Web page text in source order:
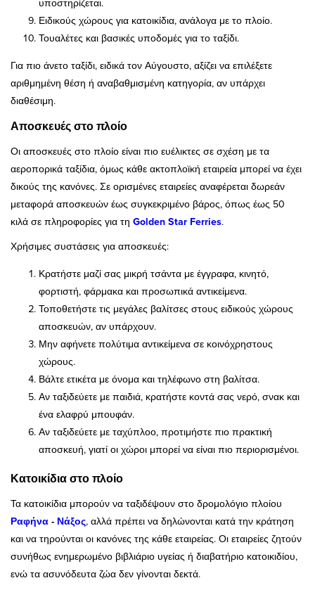
Ειδικούς χώρους για κατοικίδια, ανάλογα με το πλοίο.
Τουαλέτες και βασικές υποδομές για το ταξίδι.
Για πιο άνετο ταξίδι, ειδικά τον Αύγουστο, αξίζει να επιλέξετε
αριθμημένη θέση ή αναβαθμισμένη κατηγορία, αν υπάρχει
διαθέσιμη.
Αποσκευές στο πλοίο
Οι αποσκευές στο πλοίο είναι πιο ευέλικτες σε σχέση με τα
αεροπορικά ταξίδια, όμως κάθε ακτοπλοϊκή εταιρεία μπορεί να έχει
δικούς της κανόνες. Σε ορισμένες εταιρείες αναφέρεται δωρεάν
μεταφορά αποσκευών έως συγκεκριμένο βάρος, όπως έως 50
κιλά σε πληροφορίες για τη Golden Star Ferries.
Χρήσιμες συστάσεις για αποσκευές:
Κρατήστε μαζί σας μικρή τσάντα με έγγραφα, κινητό,
φορτιστή, φάρμακα και προσωπικά αντικείμενα.
Τοποθετήστε τις μεγάλες βαλίτσες στους ειδικούς χώρους
αποσκευών, αν υπάρχουν.
Μην αφήνετε πολύτιμα αντικείμενα σε κοινόχρηστους
χώρους.
Βάλτε ετικέτα με όνομα και τηλέφωνο στη βαλίτσα.
Αν ταξιδεύετε με παιδιά, κρατήστε κοντά σας νερό, σνακ και
ένα ελαφρύ μπουφάν.
Αν ταξιδεύετε με ταχύπλοο, προτιμήστε πιο πρακτική
αποσκευή, γιατί οι χώροι μπορεί να είναι πιο περιορισμένοι.
Κατοικίδια στο πλοίο
Τα κατοικίδια μπορούν να ταξιδέψουν στο δρομολόγιο πλοίου
Ραφήνα - Νάξος, αλλά πρέπει να δηλώνονται κατά την κράτηση
και να τηρούνται οι κανόνες της κάθε εταιρείας. Οι εταιρείες ζητούν
συνήθως ενημερωμένο βιβλιάριο υγείας ή διαβατήριο κατοικιδίου,
ενώ τα ασυνόδευτα ζώα δεν γίνονται δεκτά.